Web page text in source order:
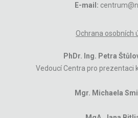
E-mail:
Ochrana osobních
PhDr. Ing. Petra
Vedoucí Centra pro prezentaci
Mgr. Michaela